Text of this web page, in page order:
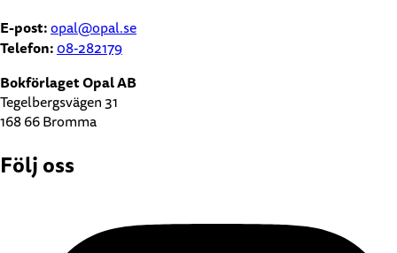
E-post:opal@opal.se
Telefon:08-282179
Bokförlaget Opal AB
Tegelbergsvägen 31
168 66 Bromma
Följ oss